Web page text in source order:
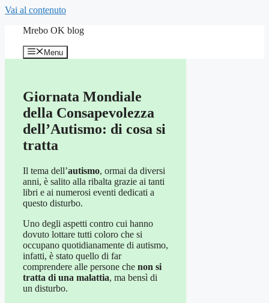
Vai al contenuto
Mrebo OK blog
Menu
Giornata Mondiale
della Consapevolezza
dell’Autismo: di cosa si
tratta
Il tema dell’autismo, ormai da diversi
anni, è salito alla ribalta grazie ai tanti
libri e ai numerosi eventi dedicati a
questo disturbo.
Uno degli aspetti contro cui hanno
dovuto lottare tutti coloro che si
occupano quotidianamente di autismo,
infatti, è stato quello di far
comprendere alle persone che non si
tratta di una malattia, ma bensì di
un disturbo.